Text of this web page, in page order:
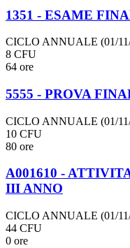
1351 - ESAME
CICLO ANNUALE (01/
8 CFU
64 ore
5555 - PROVA
CICLO ANNUALE (01/
10 CFU
80 ore
A001610 -
III ANNO
CICLO ANNUALE (01/
44 CFU
0 ore